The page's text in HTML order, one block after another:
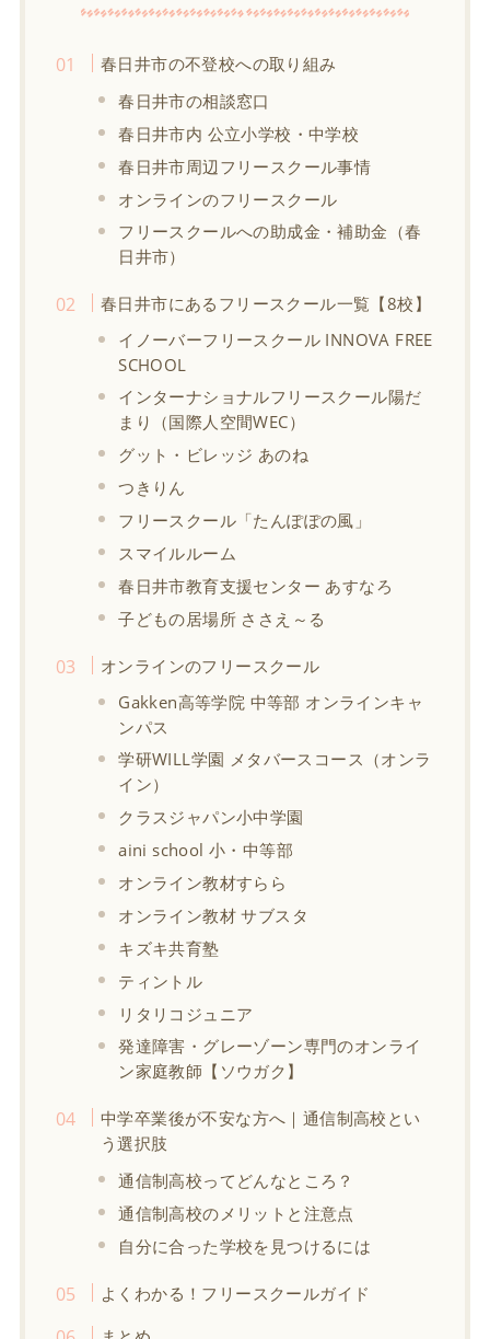
春日井市の不登校への取り組み
春日井市の相談窓口
春日井市内 公立小学校・中学校
春日井市周辺フリースクール事情
オンラインのフリースクール
フリースクールへの助成金・補助金（春
日井市）
春日井市にあるフリースクール一覧【8校】
イノーバーフリースクール INNOVA FREE
SCHOOL
インターナショナルフリースクール陽だ
まり（国際人空間WEC）
グット・ビレッジ あのね
つきりん
フリースクール「たんぽぽの風」
スマイルルーム
春日井市教育支援センター あすなろ
子どもの居場所 ささえ～る
オンラインのフリースクール
Gakken高等学院 中等部 オンラインキャ
ンパス
学研WILL学園 メタバースコース（オンラ
イン）
クラスジャパン小中学園
aini school 小・中等部
オンライン教材すらら
オンライン教材 サブスタ
キズキ共育塾
ティントル
リタリコジュニア
発達障害・グレーゾーン専門のオンライ
ン家庭教師【ソウガク】
中学卒業後が不安な方へ｜通信制高校とい
う選択肢
通信制高校ってどんなところ？
通信制高校のメリットと注意点
自分に合った学校を見つけるには
よくわかる！フリースクールガイド